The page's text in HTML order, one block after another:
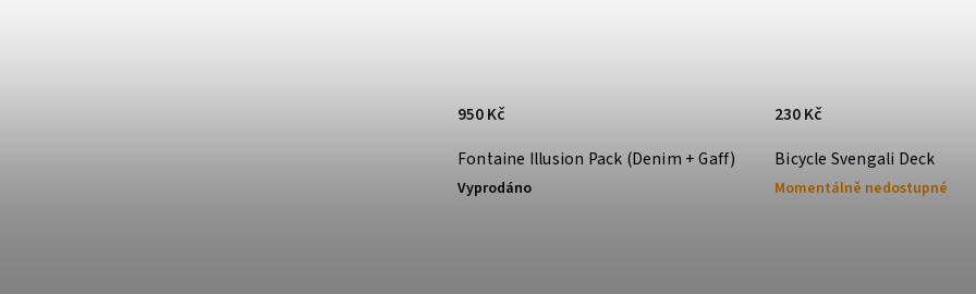
Fontaine Illusion Pack (Denim + Gaff)
Vyprodáno
950 Kč
Bicycle Svengali Deck
Momentálně nedostupné
230 Kč